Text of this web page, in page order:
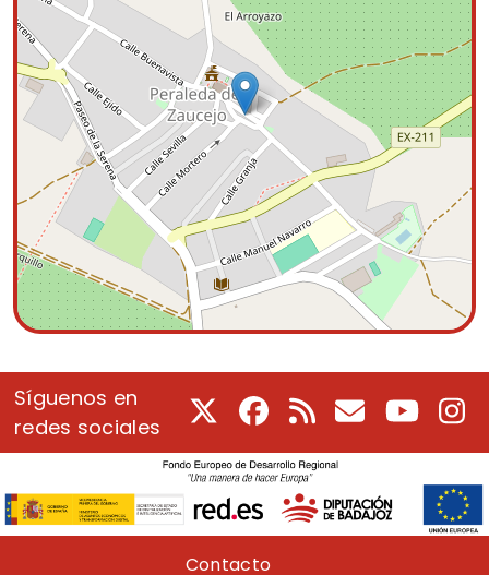
Síguenos en
redes sociales
Facebook
RSS CorreoYoutube
Pie de páginaContacto